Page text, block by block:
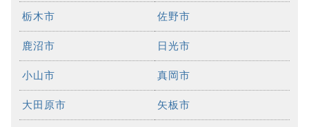
栃木市 佐野市
鹿沼市 日光市
小山市 真岡市
大田原市 矢板市